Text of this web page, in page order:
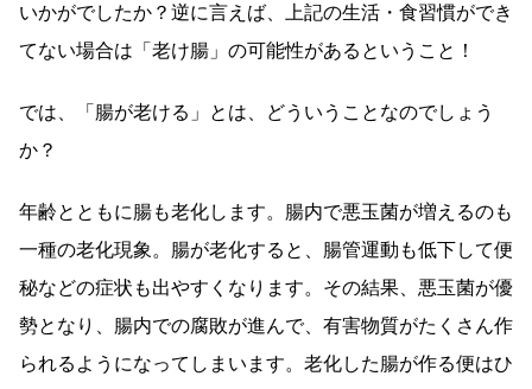
いかがでしたか？逆に言えば、上記の生活・食習慣ができ
てない場合は「老け腸」の可能性があるということ！
では、「腸が老ける」とは、どういうことなのでしょう
か？
年齢とともに腸も老化します。腸内で悪玉菌が増えるのも
一種の老化現象。腸が老化すると、腸管運動も低下して便
秘などの症状も出やすくなります。その結果、悪玉菌が優
勢となり、腸内での腐敗が進んで、有害物質がたくさん作
られるようになってしまいます。老化した腸が作る便はひ